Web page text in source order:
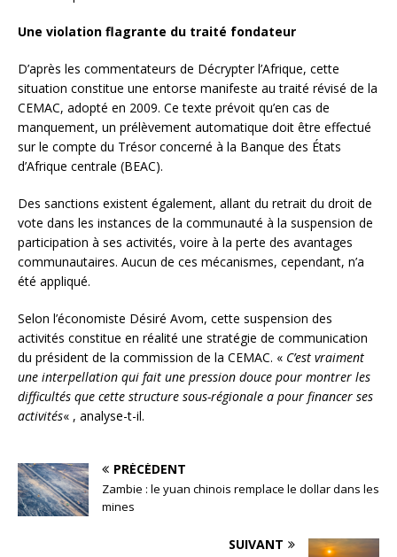
Une violation flagrante du traité fondateur
D’après les commentateurs de Décrypter l’Afrique, cette
situation constitue une entorse manifeste au traité révisé de la
CEMAC, adopté en 2009. Ce texte prévoit qu’en cas de
manquement, un prélèvement automatique doit être effectué
sur le compte du Trésor concerné à la Banque des États
d’Afrique centrale (BEAC).
Des sanctions existent également, allant du retrait du droit de
vote dans les instances de la communauté à la suspension de
participation à ses activités, voire à la perte des avantages
communautaires. Aucun de ces mécanismes, cependant, n’a
été appliqué.
Selon l’économiste Désiré Avom, cette suspension des
activités constitue en réalité une stratégie de communication
du président de la commission de la CEMAC. « C’est vraiment
une interpellation qui fait une pression douce pour montrer les
difficultés que cette structure sous-régionale a pour financer ses
activités« , analyse-t-il.
PRÉCÉDENT
Zambie : le yuan chinois remplace le dollar dans les
mines
SUIVANT